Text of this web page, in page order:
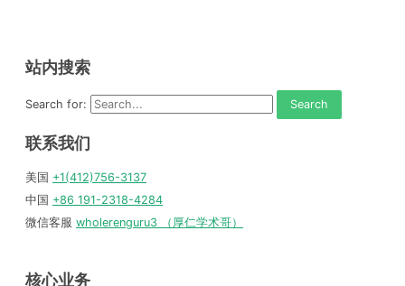
站内搜索
Search for:
联系我们
美国 +1(412)756-3137
中国 +86 191-2318-4284
微信客服 wholerenguru3 （厚仁学术哥）
核心业务